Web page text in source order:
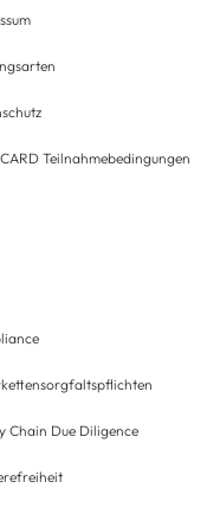
Teilnahmebedingungen
Chain Due Diligence